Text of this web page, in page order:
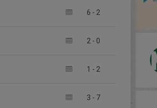
6 - 2
2 - 0
1 - 2
3 - 7